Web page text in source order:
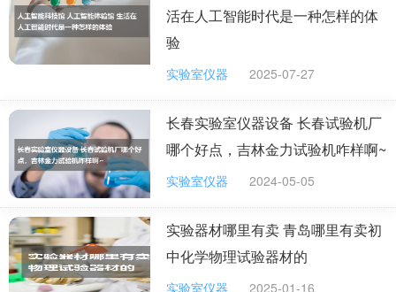
实验一般有（各类传感器基础实验，2.4G无线传送，433M无线传
送，RFID，ZigBee，wifi，3G/WCDMA等）应用实验主要有（智能
大棚，智能停车场，智能家居等）。这方面你可以咨询下融智兴
活在人工智能时代是一种怎样的体
验
实验室仪器 2025-07-27
长春实验室仪器设备 长春试验机厂
哪个好点，吉林金力试验机咋样啊~
实验室仪器 2024-05-05
实验器材哪里有卖 青岛哪里有卖初
中化学物理试验器材的
实验室仪器 2025-01-16